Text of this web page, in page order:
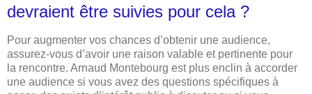
devraient être suivies pour cela ?
Pour augmenter vos chances d’obtenir une audience,
assurez-vous d’avoir une raison valable et pertinente pour
la rencontre. Arnaud Montebourg est plus enclin à accorder
une audience si vous avez des questions spécifiques à